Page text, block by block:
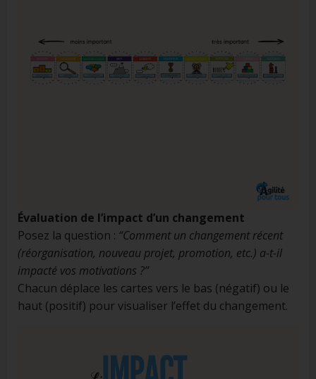
Évaluation de l’impact d’un changement
Posez la question : “Comment un changement récent
(réorganisation, nouveau projet, promotion, etc.) a-t-il
impacté vos motivations ?”
Chacun déplace les cartes vers le bas (négatif) ou le
haut (positif) pour visualiser l’effet du changement.